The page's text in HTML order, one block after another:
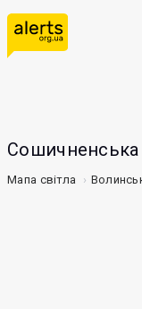
Мапа світла